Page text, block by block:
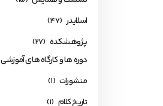
اسلایدر (47)
پژوهشکده (27)
دوره ها و کارگاه های آموزشی
منشورات (1)
تاریخ کلام (1)